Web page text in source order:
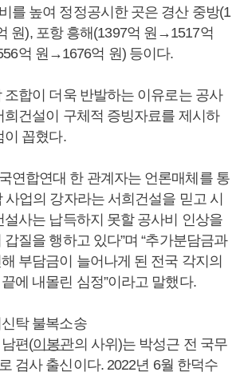
를 높여 정정공시한 곳은 경산 중방(1
원), 포항 흥해(1397억 원→1517억
억 원→1676억 원) 등이다.
조합이 더욱 반발하는 이유로는 공사
희건설이 구체적 증빙자료를 제시하
이 꼽혔다.
연합연대 한 관계자는 언론매체를 통
사업의 강자라는 서희건설을 믿고 시
설사는 납득하지 못할 공사비 인상을
질을 행하고 있다”며 “추가분담금과
부담금이 늘어나게 된 전국 각지의
에 내몰린 심정”이라고 말했다.
탁 불복소송
편(이봉관의 사위)는 박성근 전 국무
검사 출신이다. 2022년 6월 한덕수